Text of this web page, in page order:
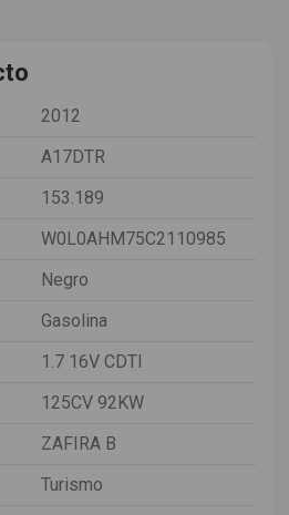
2012
A17DTR
153.189
W0L0AHM75C2110985
Negro
Gasolina
1.7 16V CDTI
125CV 92KW
ZAFIRA B
Turismo